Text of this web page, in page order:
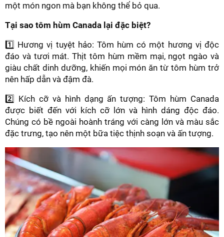
một món ngon mà bạn không thể bỏ qua.
Tại sao tôm hùm Canada lại đặc biệt?
1️⃣ Hương vị tuyệt hảo: Tôm hùm có một hương vị độc
đáo và tươi mát. Thịt tôm hùm mềm mại, ngọt ngào và
giàu chất dinh dưỡng, khiến mọi món ăn từ tôm hùm trở
nên hấp dẫn và đậm đà.
2️⃣ Kích cỡ và hình dạng ấn tượng: Tôm hùm Canada
được biết đến với kích cỡ lớn và hình dáng độc đáo.
Chúng có bề ngoài hoành tráng với càng lớn và màu sắc
đặc trưng, tạo nên một bữa tiệc thịnh soạn và ấn tượng.